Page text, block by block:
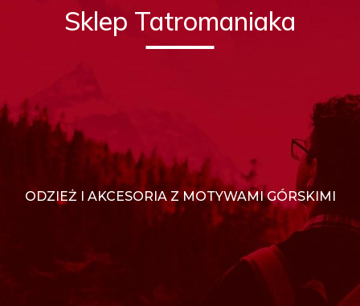
Sklep Tatromaniaka
ODZIEŻ I AKCESORIA Z MOTYWAMI GÓRSKIMI